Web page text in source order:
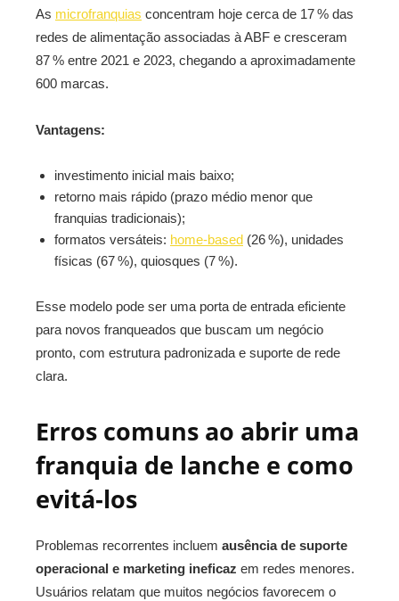
As microfranquias concentram hoje cerca de 17 % das
redes de alimentação associadas à ABF e cresceram
87 % entre 2021 e 2023, chegando a aproximadamente
600 marcas.
Vantagens:
investimento inicial mais baixo;
retorno mais rápido (prazo médio menor que
franquias tradicionais);
formatos versáteis: home-based (26 %), unidades
físicas (67 %), quiosques (7 %).
Esse modelo pode ser uma porta de entrada eficiente
para novos franqueados que buscam um negócio
pronto, com estrutura padronizada e suporte de rede
clara.
Erros comuns ao abrir uma
franquia de lanche e como
evitá‑los
Problemas recorrentes incluem ausência de suporte
operacional e marketing ineficaz em redes menores.
Usuários relatam que muitos negócios favorecem o